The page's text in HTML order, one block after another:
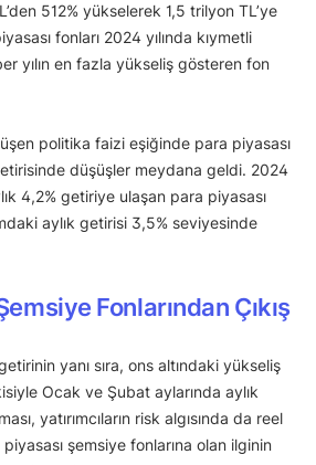
512% yükselerek 1,5 trilyon TL’ye
fonları 2024 yılında kıymetli
yılın en fazla yükseliş gösteren fon
politika faizi eşiğinde para piyasası
düşüşler meydana geldi. 2024
4,2% getiriye ulaşan para piyasası
aylık getirisi 3,5% seviyesinde
Fonlarından Çıkış
yanı sıra, ons altındaki yükseliş
Ocak ve Şubat aylarında aylık
yatırımcıların risk algısında da reel
şemsiye fonlarına olan ilginin